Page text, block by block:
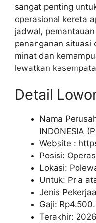
sangat penting
operasional kereta
jadwal,
penanganan situasi
minat dan
lewatkan
Detail
Nama
INDONESIA
Website :
Posisi:
Lokasi:
Untuk: Pria
Jenis
Gaji: Rp
Terakhir: